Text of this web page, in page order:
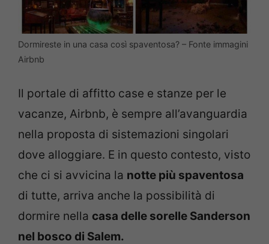
Dormireste in una casa così spaventosa? – Fonte immagini
Airbnb
Il portale di affitto case e stanze per le
vacanze, Airbnb, è sempre all’avanguardia
nella proposta di sistemazioni singolari
dove alloggiare. E in questo contesto, visto
che ci si avvicina la notte più spaventosa
di tutte, arriva anche la possibilità di
dormire nella casa delle sorelle Sanderson
nel bosco di Salem.